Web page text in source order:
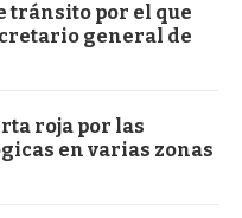
tránsito por el que
general de
roja por las
en varias zonas